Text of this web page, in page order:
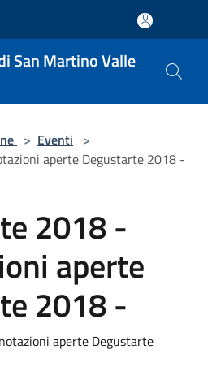
San Martino Valle
> Eventi >
aperte Degustarte 2018 -
2018 -
aperte
2018 -
aperte Degustarte